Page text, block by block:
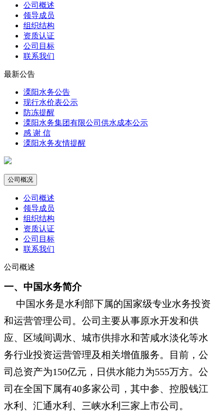
公司概述
领导成员
组织结构
资质认证
公司目标
联系我们
最新公告
溧阳水务公告
现行水价表公示
防冻提醒
溧阳水务集团有限公司供水成本公示
感 谢 信
溧阳水务友情提醒
公司概况
公司概述
领导成员
组织结构
资质认证
公司目标
联系我们
公司概述
一、中国水务简介
中国水务是水利部下属的国家级专业水务投资
和运营管理公司。公司主要从事原水开发和供
应、区域间调水、城市供排水和苦咸水淡化等水
务行业投资运营管理及相关增值服务。目前，公
司总资产为150亿元，日供水能力为555万方。公
司在全国下属有40多家公司，其中参、控股钱江
水利、汇通水利、三峡水利三家上市公司。